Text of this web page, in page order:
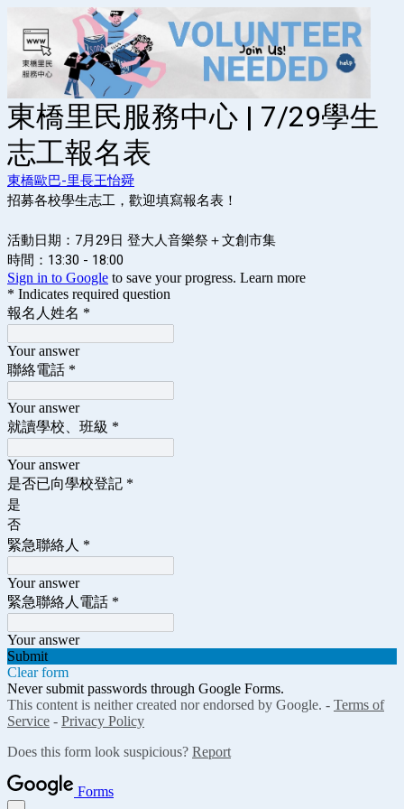
東橋里民服務中心 | 7/29學生
志工報名表
東橋歐巴-里長王怡舜
招募各校學生志工，歡迎填寫報名表！
活動日期：7月29日 登大人音樂祭＋文創市集
時間：13:30 - 18:00
Sign in to Google to save your progress. Learn more
* Indicates required question
報名人姓名 *
Your answer
聯絡電話 *
Your answer
就讀學校、班級 *
Your answer
是否已向學校登記 *
是
否
緊急聯絡人 *
Your answer
緊急聯絡人電話 *
Your answer
Submit
Clear form
Never submit passwords through Google Forms.
This content is neither created nor endorsed by Google. - Terms of
Service - Privacy Policy
Does this form look suspicious? Report
Forms